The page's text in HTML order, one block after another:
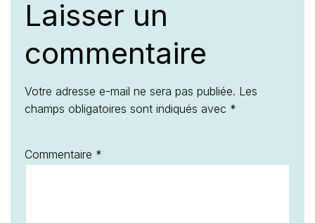
Laisser un
commentaire
Votre adresse e-mail ne sera pas publiée. Les
champs obligatoires sont indiqués avec *
Commentaire *